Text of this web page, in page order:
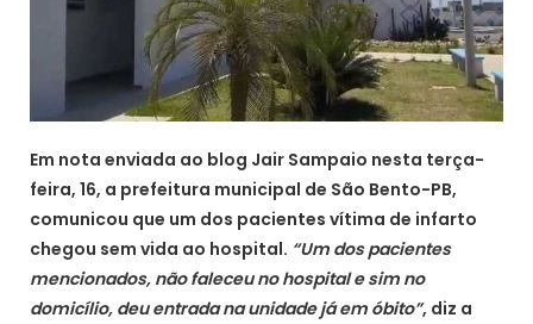
Em nota enviada ao blog Jair Sampaio nesta terça-
feira, 16, a prefeitura municipal de São Bento-PB,
comunicou que um dos pacientes vítima de infarto
chegou sem vida ao hospital. “Um dos pacientes
mencionados, não faleceu no hospital e sim no
domicílio, deu entrada na unidade já em óbito”, diz a